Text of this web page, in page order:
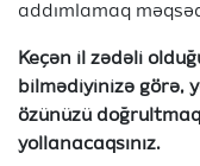
addımlamaq
Keçən il zədəli
bilmədiyinizə görə,
özünüzü
yollanacaqsınız.